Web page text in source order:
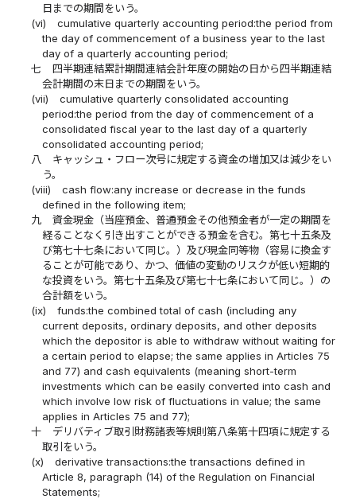
日までの期間をいう。
(vi)
cumulative quarterly accounting period:the period from
the day of commencement of a business year to the last
day of a quarterly accounting period;
七
四半期連結累計期間連結会計年度の開始の日から四半期連結
会計期間の末日までの期間をいう。
(vii)
cumulative quarterly consolidated accounting
period:the period from the day of commencement of a
consolidated fiscal year to the last day of a quarterly
consolidated accounting period;
八
キャッシュ・フロー次号に規定する資金の増加又は減少をい
う。
(viii)
cash flow:any increase or decrease in the funds
defined in the following item;
九
資金現金（当座預金、普通預金その他預金者が一定の期間を
経ることなく引き出すことができる預金を含む。第七十五条及
び第七十七条において同じ。）及び現金同等物（容易に換金す
ることが可能であり、かつ、価値の変動のリスクが低い短期的
な投資をいう。第七十五条及び第七十七条において同じ。）の
合計額をいう。
(ix)
funds:the combined total of cash (including any
current deposits, ordinary deposits, and other deposits
which the depositor is able to withdraw without waiting for
a certain period to elapse; the same applies in Articles 75
and 77) and cash equivalents (meaning short-term
investments which can be easily converted into cash and
which involve low risk of fluctuations in value; the same
applies in Articles 75 and 77);
十
デリバティブ取引財務諸表等規則第八条第十四項に規定する
取引をいう。
(x)
derivative transactions:the transactions defined in
Article 8, paragraph (14) of the Regulation on Financial
Statements;